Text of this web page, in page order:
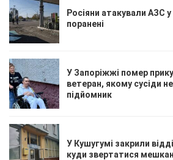
Росіяни атакували АЗС
поранені
У Запоріжжі помер
ветеран, якому сусіди
підйомник
У Кушугумі закрили
куди звертатися